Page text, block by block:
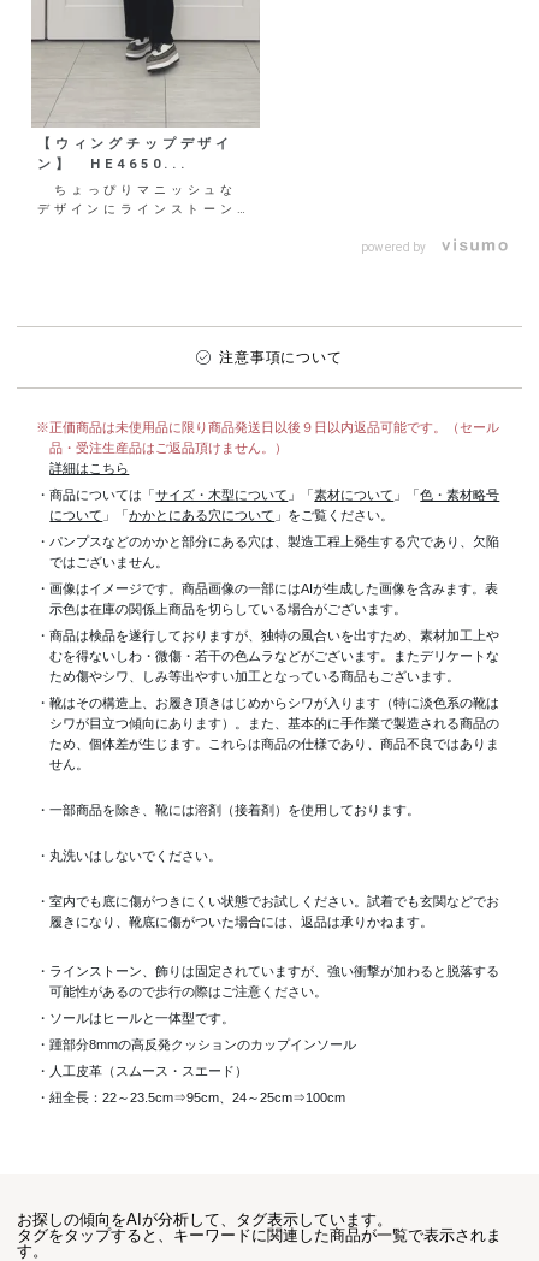
【ウィングチップデザイ
ン】 HE4650...
ちょっぴりマニッシュな
デザインにラインストーンが
powered by
注意事項について
※正価商品は未使用品に限り商品発送日以後９日以内返品可能です。（セール
品・受注生産品はご返品頂けません。）
詳細はこちら
・商品については「サイズ・木型について 」「素材について 」「色・素材略号
について 」「かかとにある穴について 」をご覧ください。
・パンプスなどのかかと部分にある穴は、製造工程上発生する穴であり、欠陥
ではございません。
・画像はイメージです。商品画像の一部にはAIが生成した画像を含みます。表
示色は在庫の関係上商品を切らしている場合がございます。
・商品は検品を遂行しておりますが、独特の風合いを出すため、素材加工上
むを得ないしわ・微傷・若干の色ムラなどがございます。またデリケートな
ため傷やシワ、しみ等出やすい加工となっている商品もございます。
・靴はその構造上、お履き頂きはじめからシワが入ります（特に淡色系の靴は
シワが目立つ傾向にあります）。また、基本的に手作業で製造される商品の
ため、個体差が生じます。これらは商品の仕様であり、商品不良ではありま
せん。
・一部商品を除き、靴には溶剤（接着剤）を使用しております。
・丸洗いはしないでください。
・室内でも底に傷がつきにくい状態でお試しください。試着でも玄関などでお
履きになり、靴底に傷がついた場合には、返品は承りかねます。
・ラインストーン、飾りは固定されていますが、強い衝撃が加わると脱落する
可能性があるので歩行の際はご注意ください。
・ソールはヒールと一体型です。
・踵部分8mmの高反発クッションのカップインソール
・人工皮革（スムース・スエード）
・紐全長：22～23.5cm⇒95cm、24～25cm⇒100cm
お探しの傾向をAIが分析して、タグ表示しています。
タグをタップすると、キーワードに関連した商品が一覧で表示されま
す。